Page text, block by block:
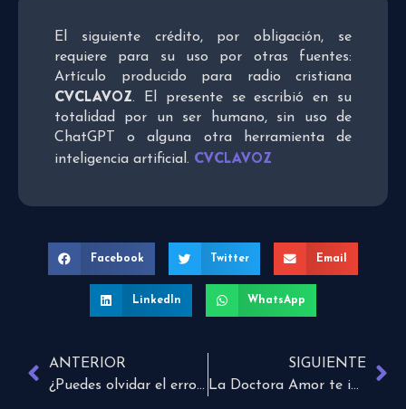
El siguiente crédito, por obligación, se
requiere para su uso por otras fuentes:
Artículo producido para radio cristiana
CVCLAVOZ. El presente se escribió en su
totalidad por un ser humano, sin uso de
ChatGPT o alguna otra herramienta de
inteligencia artificial. CVCLAVOZ
Facebook Twitter Email
LinkedIn WhatsApp
ANTERIOR
¿Puedes olvidar el error y aprender la lección?
SIGUIENTE
La Doctora Amor te invita a «Amanecer con Dios»